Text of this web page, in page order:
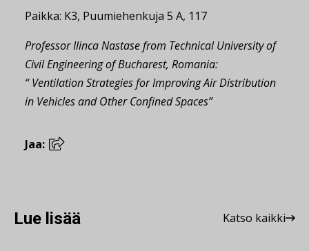
Paikka: K3, Puumiehenkuja 5 A, 117
Professor Ilinca Nastase from Technical University of
Civil Engineering of Bucharest, Romania:
“ Ventilation Strategies for Improving Air Distribution
in Vehicles and Other Confined Spaces”
Jaa:
Lue lisää Katso kaikki